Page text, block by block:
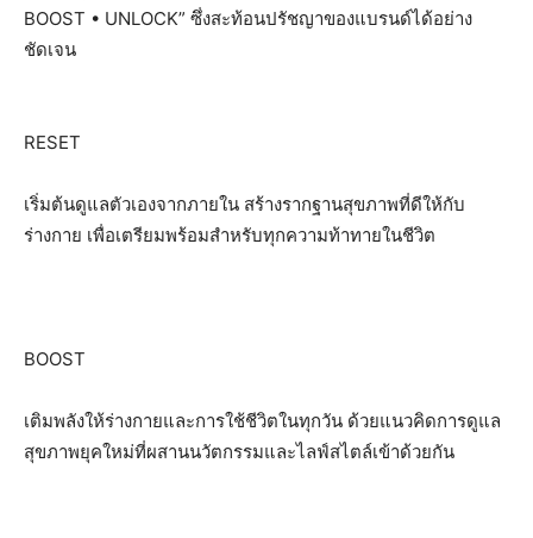
BOOST • UNLOCK” ซึ่งสะท้อนปรัชญาของแบรนด์ได้อย่าง
ชัดเจน
RESET
เริ่มต้นดูแลตัวเองจากภายใน สร้างรากฐานสุขภาพที่ดีให้กับ
ร่างกาย เพื่อเตรียมพร้อมสำหรับทุกความท้าทายในชีวิต
BOOST
เติมพลังให้ร่างกายและการใช้ชีวิตในทุกวัน ด้วยแนวคิดการดูแล
สุขภาพยุคใหม่ที่ผสานนวัตกรรมและไลฟ์สไตล์เข้าด้วยกัน